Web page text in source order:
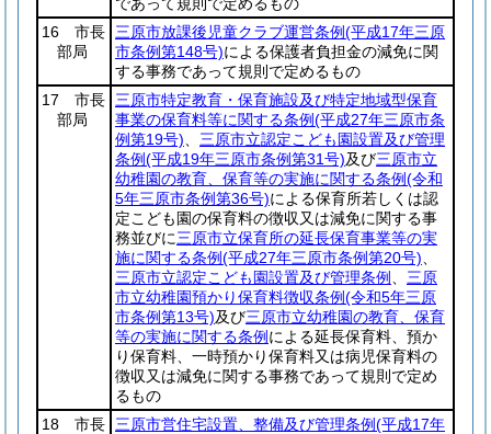
16 市長
部局
三原市放課後児童クラブ運営条例(平成17年三原
市条例第148号)による保護者負担金の減免に関
する事務であって規則で定めるもの
17 市長
部局
三原市特定教育・保育施設及び特定地域型保育
事業の保育料等に関する条例(平成27年三原市条
例第19号)
三原市立認定こども園設置及び管理
条例(平成19年三原市条例第31号)及び三原市立
幼稚園の教育、保育等の実施に関する条例(令和
5年三原市条例第36号)による保育所若しくは認
定こども園の保育料の徴収又は減免に関する事
務並びに三原市立保育所の延長保育事業等の実
施に関する条例(平成27年三原市条例第20号)
三原市立認定こども園設置及び管理条例
三原
市立幼稚園預かり保育料徴収条例(令和5年三原
市条例第13号)及び三原市立幼稚園の教育、保育
等の実施に関する条例 による延長保育料、預か
り保育料、一時預かり保育料又は病児保育料の
徴収又は減免に関する事務であって規則で定め
るもの
18 市長
三原市営住宅設置、整備及び管理条例(平成17年